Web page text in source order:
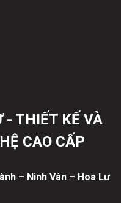
- THIẾT KẾ VÀ
CAO CẤP
– Ninh Vân – Hoa Lư